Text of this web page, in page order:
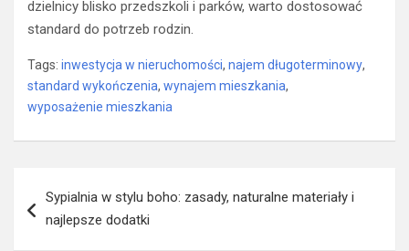
dzielnicy blisko przedszkoli i parków, warto dostosować
standard do potrzeb rodzin.
Tags: inwestycja w nieruchomości, najem długoterminowy,
standard wykończenia, wynajem mieszkania,
wyposażenie mieszkania
wpisu
Sypialnia w stylu boho: zasady, naturalne materiały i
najlepsze dodatki